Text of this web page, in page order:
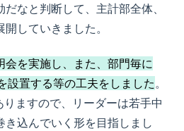
なと判断して、主計部全体、
していきました。
会を実施し、また、部門毎に
設置する等の工夫をしました。
ますので、リーダーは若手中
込んでいく形を目指しまし